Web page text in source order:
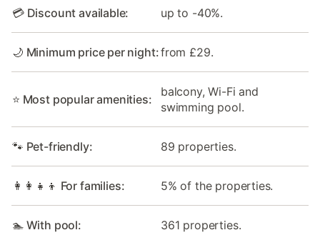
💳 Discount available: up to -40%.
🌙 Minimum price per night:from £29.
⭐ Most popular amenities:
balcony, Wi-Fi and
swimming pool.
🐾 Pet-friendly: 89 properties.
👩‍👩‍👧‍👦 For families: 5% of the properties.
🏊 With pool: 361 properties.